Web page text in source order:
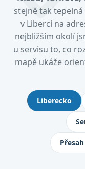
stejně tak
v Liberci na
nejbližším okolí
u servisu to, co
mapě ukáže
KdeLiberecko